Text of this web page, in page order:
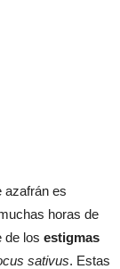
azafrán es
horas de
de los estigmas
sativus. Estas